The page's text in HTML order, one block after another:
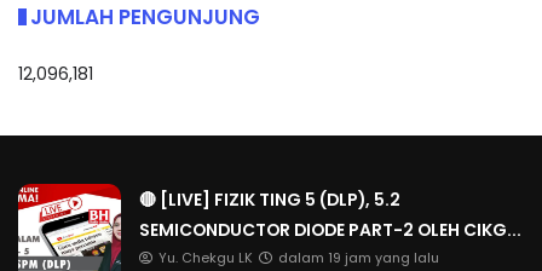
JUMLAH PENGUNJUNG
12,096,181
🔴 [LIVE] FIZIK TING 5 (DLP), 5.2
SEMICONDUCTOR DIODE PART-2 OLEH CIKG...
Yu. Chekgu LK dalam 19 jam yang lalu